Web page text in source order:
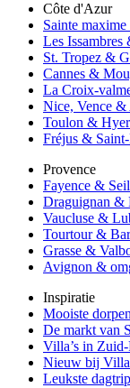
Côte d'Azur
Sainte
Les
St. Tropez &
Cannes &
La Croix-
Nice, Vence &
Toulon &
Fréjus &
Provence
Fayence &
Draguignan &
Vaucluse &
Tourtour &
Grasse &
Avignon &
Inspiratie
Mooiste
De markt van
Villa’s in
Nieuw bij
Leukste